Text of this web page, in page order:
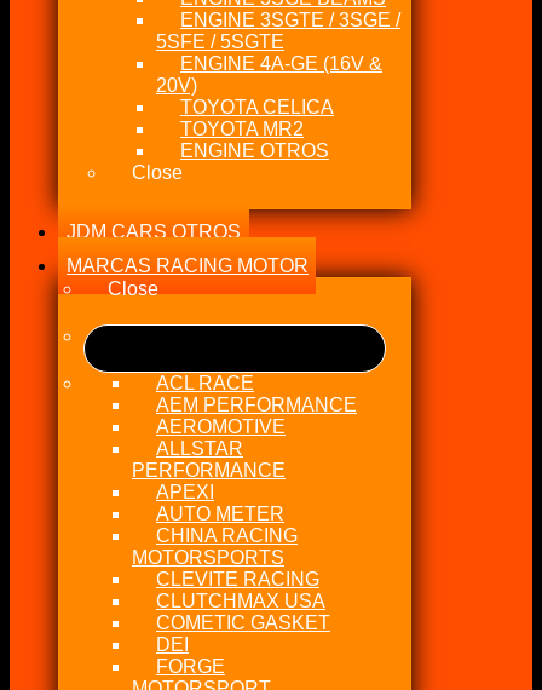
ENGINE 3SGTE / 3SGE /
5SFE / 5SGTE
ENGINE 4A-GE (16V &
20V)
TOYOTA CELICA
TOYOTA MR2
ENGINE OTROS
Close
JDM CARS OTROS
MARCAS RACING MOTOR
Close
ACL RACE
AEM PERFORMANCE
AEROMOTIVE
ALLSTAR
PERFORMANCE
APEXI
AUTO METER
CHINA RACING
MOTORSPORTS
CLEVITE RACING
CLUTCHMAX USA
COMETIC GASKET
DEI
FORGE